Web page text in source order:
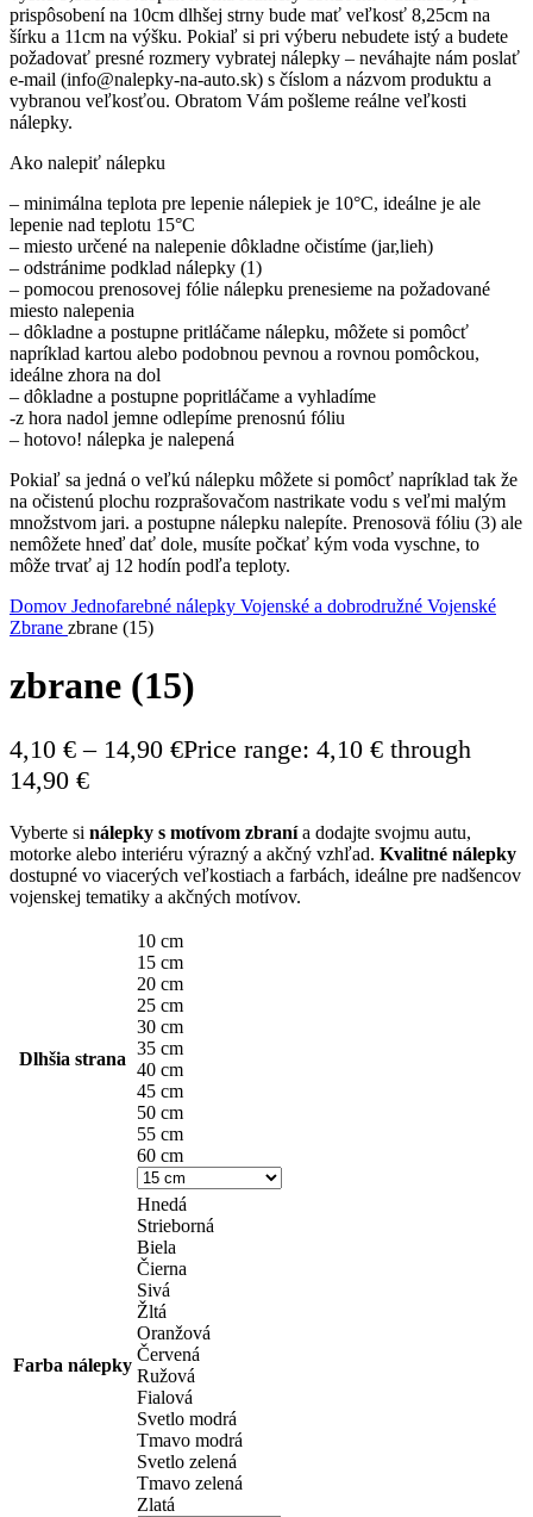
prispôsobení na 10cm dlhšej strny bude mať veľkosť 8,25cm na
šírku a 11cm na výšku. Pokiaľ si pri výberu nebudete istý a budete
požadovať presné rozmery vybratej nálepky – neváhajte nám poslať
e-mail (info@nalepky-na-auto.sk) s číslom a názvom produktu a
vybranou veľkosťou. Obratom Vám pošleme reálne veľkosti
nálepky.
Ako nalepiť nálepku
– minimálna teplota pre lepenie nálepiek je 10°C, ideálne je ale
lepenie nad teplotu 15°C
– miesto určené na nalepenie dôkladne očistíme (jar,lieh)
– odstránime podklad nálepky (1)
– pomocou prenosovej fólie nálepku prenesieme na požadované
miesto nalepenia
– dôkladne a postupne pritláčame nálepku, môžete si pomôcť
napríklad kartou alebo podobnou pevnou a rovnou pomôckou,
ideálne zhora na dol
– dôkladne a postupne popritláčame a vyhladíme
-z hora nadol jemne odlepíme prenosnú fóliu
– hotovo! nálepka je nalepená
Pokiaľ sa jedná o veľkú nálepku môžete si pomôcť napríklad tak že
na očistenú plochu rozprašovačom nastrikate vodu s veľmi malým
množstvom jari. a postupne nálepku nalepíte. Prenosovä fóliu (3) ale
nemôžete hneď dať dole, musíte počkať kým voda vyschne, to
môže trvať aj 12 hodín podľa teploty.
Domov Jednofarebné nálepky Vojenské a dobrodružné Vojenské
Zbrane zbrane (15)
zbrane (15)
4,10 € – 14,90 €Price range: 4,10 € through
14,90 €
Vyberte si nálepky s motívom zbranía dodajte svojmu autu,
motorke alebo interiéru výrazný a akčný vzhľad. Kvalitné nálepky
dostupné vo viacerých veľkostiach a farbách, ideálne pre nadšencov
vojenskej tematiky a akčných motívov.
Dlhšia strana
10 cm
15 cm
20 cm
25 cm
30 cm
35 cm
40 cm
45 cm
50 cm
55 cm
60 cm
Farba nálepky
Hnedá
Strieborná
Biela
Čierna
Sivá
Žltá
Oranžová
Červená
Ružová
Fialová
Svetlo modrá
Tmavo modrá
Svetlo zelená
Tmavo zelená
Zlatá